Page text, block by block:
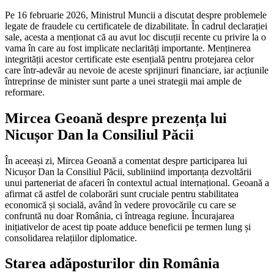
Pe 16 februarie 2026, Ministrul Muncii a discutat despre problemele
legate de fraudele cu certificatele de dizabilitate. În cadrul declarației
sale, acesta a menționat că au avut loc discuții recente cu privire la o
vama în care au fost implicate neclarități importante. Menținerea
integrității acestor certificate este esențială pentru protejarea celor
care într-adevăr au nevoie de aceste sprijinuri financiare, iar acțiunile
întreprinse de minister sunt parte a unei strategii mai ample de
reformare.
Mircea Geoană despre prezența lui
Nicușor Dan la Consiliul Păcii
În aceeași zi, Mircea Geoană a comentat despre participarea lui
Nicușor Dan la Consiliul Păcii, subliniind importanța dezvoltării
unui parteneriat de afaceri în contextul actual internațional. Geoană a
afirmat că astfel de colaborări sunt cruciale pentru stabilitatea
economică și socială, având în vedere provocările cu care se
confruntă nu doar România, ci întreaga regiune. Încurajarea
inițiativelor de acest tip poate adduce beneficii pe termen lung și
consolidarea relațiilor diplomatice.
Starea adăposturilor din România